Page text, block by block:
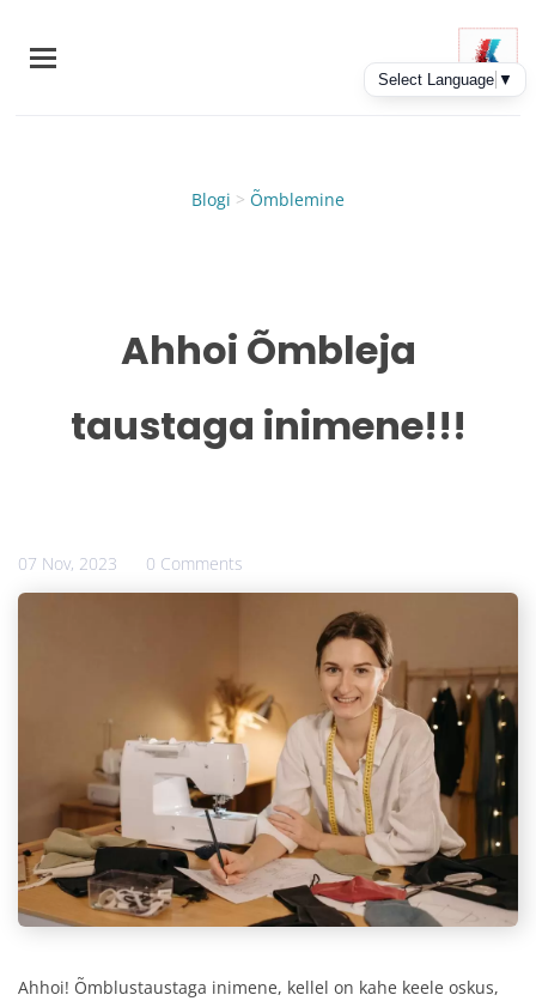
main
Blogi > Õmblemine
Ahhoi Õmbleja
taustaga inimene!!!
07 Nov, 2023 0 Comments
Ahhoi! Õmblustaustaga inimene, kellel on kahe keele oskus,